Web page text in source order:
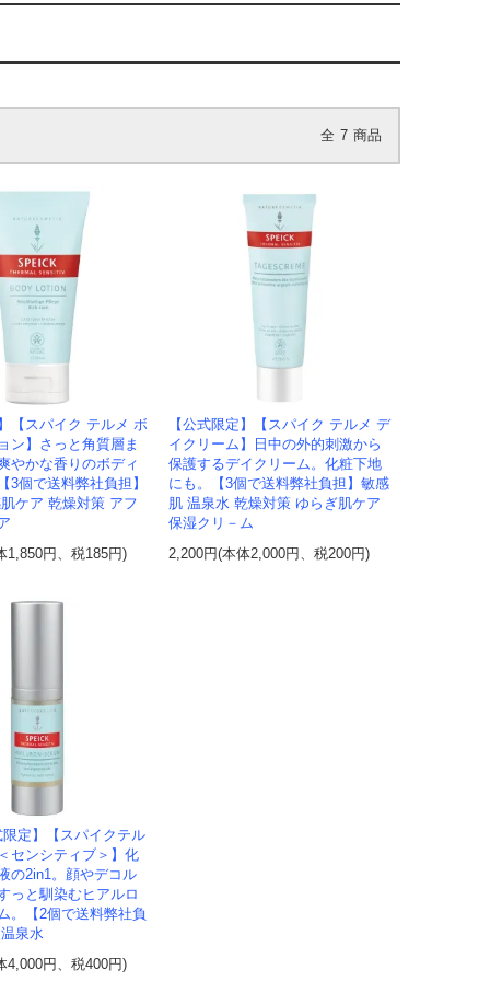
全 7 商品
【スパイク テルメ ボ
ン】さっと角質層ま
やかな香りのボディ
3個で送料弊社負担】
ケア 乾燥対策 アフ
1,850円、税185円)
【公式限定】【スパイク テルメ デ
イクリーム】日中の外的刺激から
保護するデイクリーム。化粧下地
にも。【3個で送料弊社負担】敏感
肌 温泉水 乾燥対策 ゆらぎ肌ケア
保湿クリ－ム
2,200円(本体2,000円、税200円)
限定】【スパイクテル
センシティブ＞】化
の2in1。顔やデコル
っと馴染むヒアルロ
。【2個で送料弊社負
泉水
4,000円、税400円)